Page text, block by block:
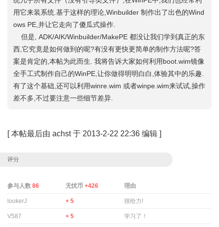
用它来装系统.基于这样的理论,Winbuilder 制作出了出色的Wind
ows PE,并让它走向了傻瓜式操作.
但是, ADK/AIK/Winbuilder/MakePE 都没让我们学到真正的东
西,它究竟是如何做到的呢?有没有更快更简单的制作方法呢?答
案是肯定的,本帖为此而生. 我将告诉大家如何利用boot.wim镜像
全手工式制作自己的WinPE,让你做得明明白白,体验其中的乐趣.
有了这个基础,还可以利用winre.wim 或者winpe.wim来试试,操作
差不多,不过要注意一些细节差异.
[本帖最后由 achst 于 2013-2-22 22:36 编辑 ]
评分
参与人数 86 无忧币+426 理由
lookerJ + 5 很给力!
V587 + 5 学习了！